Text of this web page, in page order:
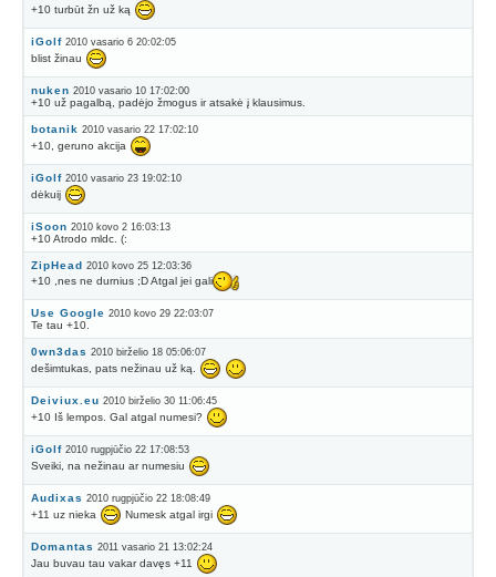
+10 turbūt žn už ką
iGolf 2010 vasario 6 20:02:05
blist žinau
nuken 2010 vasario 10 17:02:00
+10 už pagalbą, padėjo žmogus ir atsakė į klausimus.
botanik 2010 vasario 22 17:02:10
+10, geruno akcija
iGolf 2010 vasario 23 19:02:10
dėkuij
iSoon 2010 kovo 2 16:03:13
+10 Atrodo mldc. (:
ZipHead 2010 kovo 25 12:03:36
+10 ,nes ne durnius ;D Atgal jei gali
Use Google 2010 kovo 29 22:03:07
Te tau +10.
0wn3das 2010 birželio 18 05:06:07
dešimtukas, pats nežinau už ką.
Deiviux.eu 2010 birželio 30 11:06:45
+10 Iš lempos. Gal atgal numesi?
iGolf 2010 rugpjūčio 22 17:08:53
Sveiki, na nežinau ar numesiu
Audixas 2010 rugpjūčio 22 18:08:49
+11 uz nieka Numesk atgal irgi
Domantas 2011 vasario 21 13:02:24
Jau buvau tau vakar davęs +11